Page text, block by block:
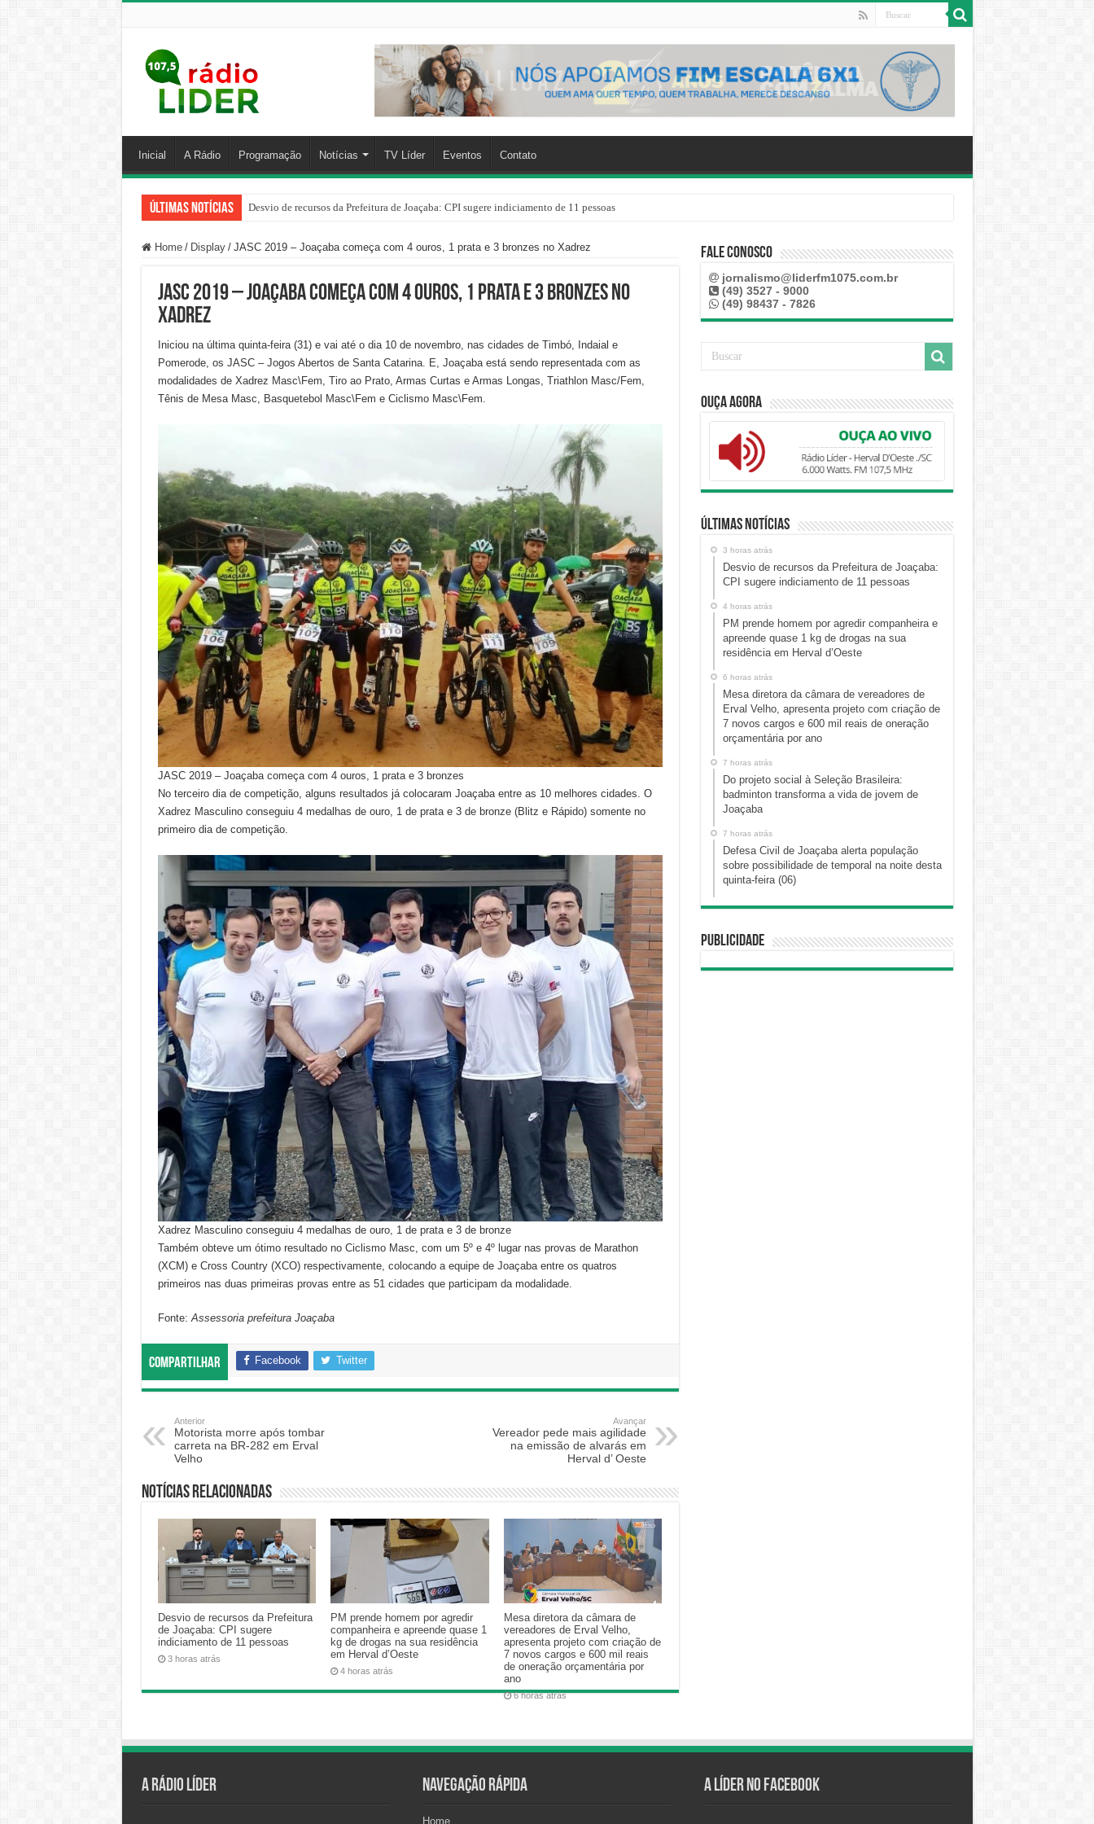
Inicial A Rádio Programação Notícias TV Líder Eventos Contato
Últimas Notícias Desvio de recursos da Prefeitura de Joaçaba: CPI sugere indiciamento de 11 pessoas
Home / Display / JASC 2019 – Joaçaba começa com 4 ouros, 1 prata e 3 bronzes no Xadrez
JASC 2019 – Joaçaba começa com 4 ouros, 1 prata e 3 bronzes no
Xadrez
Iniciou na última quinta-feira (31) e vai até o dia 10 de novembro, nas cidades de Timbó, Indaial e
Pomerode, os JASC – Jogos Abertos de Santa Catarina. E, Joaçaba está sendo representada com as
modalidades de Xadrez Masc\Fem, Tiro ao Prato, Armas Curtas e Armas Longas, Triathlon Masc/Fem,
Tênis de Mesa Masc, Basquetebol Masc\Fem e Ciclismo Masc\Fem.
JASC 2019 – Joaçaba começa com 4 ouros, 1 prata e 3 bronzes
No terceiro dia de competição, alguns resultados já colocaram Joaçaba entre as 10 melhores cidades. O
Xadrez Masculino conseguiu 4 medalhas de ouro, 1 de prata e 3 de bronze (Blitz e Rápido) somente no
primeiro dia de competição.
Xadrez Masculino conseguiu 4 medalhas de ouro, 1 de prata e 3 de bronze
Também obteve um ótimo resultado no Ciclismo Masc, com um 5º e 4º lugar nas provas de Marathon
(XCM) e Cross Country (XCO) respectivamente, colocando a equipe de Joaçaba entre os quatros
primeiros nas duas primeiras provas entre as 51 cidades que participam da modalidade.
Fonte:Assessoria prefeitura Joaçaba
Compartilhar Facebook Twitter
Anterior
Motorista morre após tombar
carreta na BR-282 em Erval
Velho
Avançar
Vereador pede mais agilidade
na emissão de alvarás em
Herval d’ Oeste
Notícias relacionadas
Desvio de recursos da Prefeitura
de Joaçaba: CPI sugere
indiciamento de 11 pessoas
3 horas atrás
PM prende homem por agredir
companheira e apreende quase 1
kg de drogas na sua residência
em Herval d’Oeste
4 horas atrás
Mesa diretora da câmara de
vereadores de Erval Velho,
apresenta projeto com criação de
7 novos cargos e 600 mil reais
de oneração orçamentária por
ano
6 horas atrás
Fale Conosco
jornalismo@liderfm1075.com.br
(49) 3527 - 9000
(49) 98437 - 7826
Ouça Agora
Últimas Notícias
3 horas atrás
Desvio de recursos da Prefeitura de Joaçaba:
CPI sugere indiciamento de 11 pessoas
4 horas atrás
PM prende homem por agredir companheira e
apreende quase 1 kg de drogas na sua
residência em Herval d’Oeste
6 horas atrás
Mesa diretora da câmara de vereadores de
Erval Velho, apresenta projeto com criação de
7 novos cargos e 600 mil reais de oneração
orçamentária por ano
7 horas atrás
Do projeto social à Seleção Brasileira:
badminton transforma a vida de jovem de
Joaçaba
7 horas atrás
Defesa Civil de Joaçaba alerta população
sobre possibilidade de temporal na noite desta
quinta-feira (06)
Publicidade
A Rádio Líder Navegação Rápida
Home
A Líder no Facebook